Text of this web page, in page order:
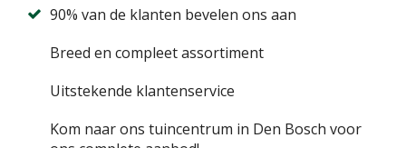
90% van de klanten bevelen ons aan
Breed en compleet assortiment
Uitstekende klantenservice
Kom naar ons tuincentrum in Den Bosch voor